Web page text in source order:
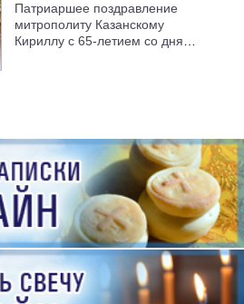
Патриаршее поздравление
митрополиту Казанскому
Кириллу с 65-летием со дня